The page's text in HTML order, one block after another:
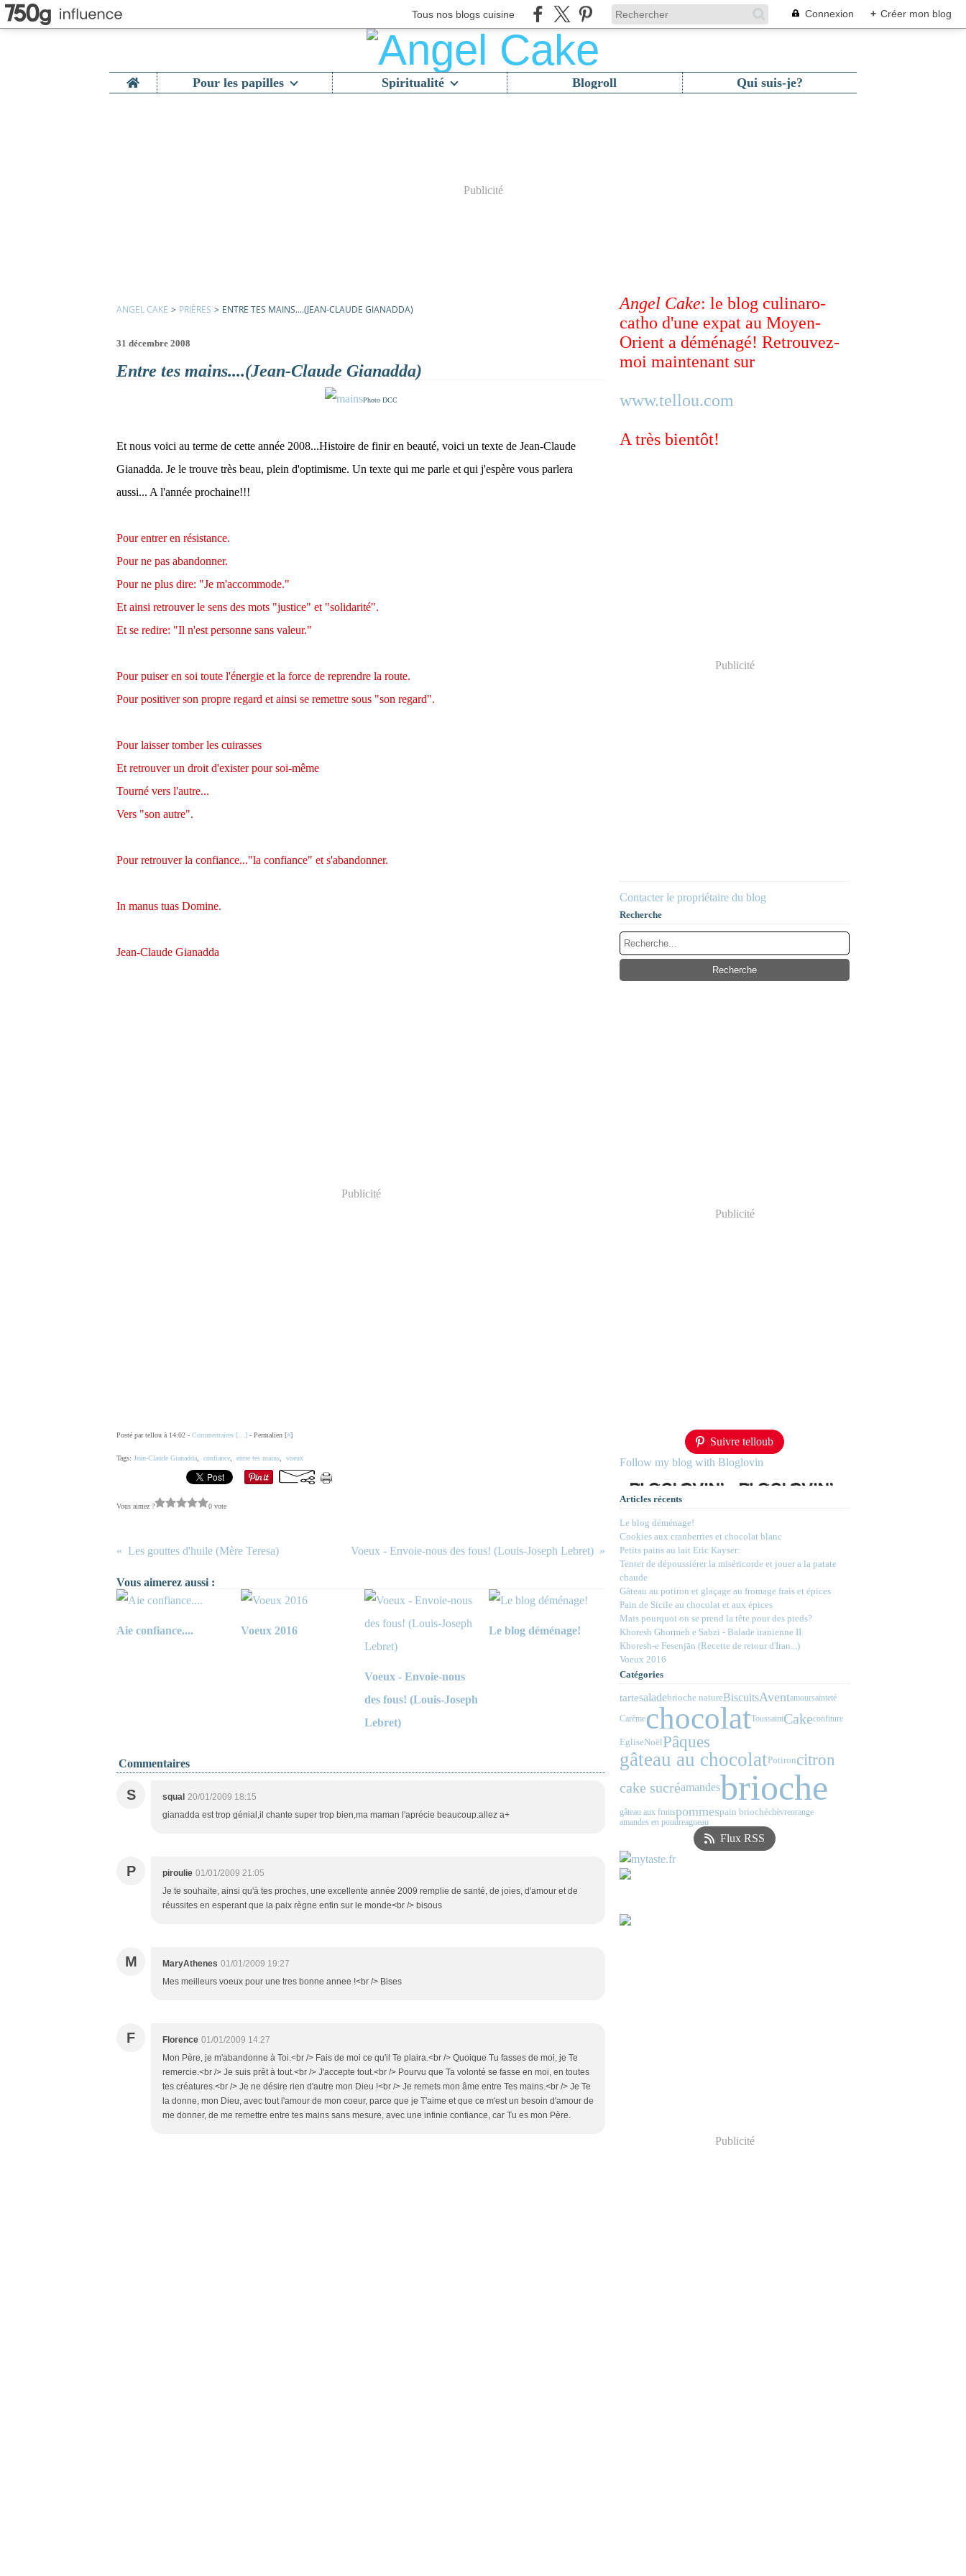
Tous nos blogs cuisine Connexion + Créer mon blog
Home Pour les papilles Spiritualité Blogroll Qui suis-je?
Publicité
ANGEL CAKE > PRIÈRES > ENTRE TES MAINS....(JEAN-CLAUDE GIANADDA)
31 décembre 2008
Entre tes mains....(Jean-Claude Gianadda)
Photo DCC
Et nous voici au terme de cette année 2008...Histoire de finir en beauté, voici un texte de Jean-Claude
Gianadda. Je le trouve très beau, plein d'optimisme. Un texte qui me parle et qui j'espère vous parlera
aussi... A l'année prochaine!!!
Pour entrer en résistance.
Pour ne pas abandonner.
Pour ne plus dire: "Je m'accommode."
Et ainsi retrouver le sens des mots "justice" et "solidarité".
Et se redire: "Il n'est personne sans valeur."
Pour puiser en soi toute l'énergie et la force de reprendre la route.
Pour positiver son propre regard et ainsi se remettre sous "son regard".
Pour laisser tomber les cuirasses
Et retrouver un droit d'exister pour soi-même
Tourné vers l'autre...
Vers "son autre".
Pour retrouver la confiance..."la confiance" et s'abandonner.
In manus tuas Domine.
Jean-Claude Gianadda
Publicité
Posté par tellou à 14:02 - Commentaires [ ] - Permalien [#]
Tags: Jean-Claude Gianadda confiance entre tes mains voeux
Vous aimez ? 0 vote
Les gouttes d'huile (Mère Teresa) Voeux - Envoie-nous des fous! (Louis-Joseph Lebret)
Vous aimerez aussi :
Aie confiance.... Voeux 2016
Voeux - Envoie-nous
des fous! (Louis-Joseph
Lebret)
Le blog déménage!
Commentaires
S squal 20/01/2009 18:15
gianadda est trop génial,il chante super trop bien,ma maman l'aprécie beaucoup.allez a+
P piroulie 01/01/2009 21:05
Je te souhaite, ainsi qu'à tes proches, une excellente année 2009 remplie de santé, de joies, d'amour et de
réussites en esperant que la paix règne enfin sur le monde<br /> bisous
M MaryAthenes 01/01/2009 19:27
Mes meilleurs voeux pour une tres bonne annee !<br /> Bises
F Florence 01/01/2009 14:27
Mon Père, je m'abandonne à Toi.<br /> Fais de moi ce qu'il Te plaira.<br /> Quoique Tu fasses de moi, je Te
remercie.<br /> Je suis prêt à tout.<br /> J'accepte tout.<br /> Pourvu que Ta volonté se fasse en moi, en toutes
tes créatures.<br /> Je ne désire rien d'autre mon Dieu !<br /> Je remets mon âme entre Tes mains.<br /> Je Te
la donne, mon Dieu, avec tout l'amour de mon coeur, parce que je T'aime et que ce m'est un besoin d'amour de
me donner, de me remettre entre tes mains sans mesure, avec une infinie confiance, car Tu es mon Père.
Angel Cake: le blog culinaro-
catho d'une expat au Moyen-
Orient a déménagé! Retrouvez-
moi maintenant sur
www.tellou.com
A très bientôt!
Publicité
Contacter le propriétaire du blog
Recherche
Publicité
Suivre telloub
Follow my blog with Bloglovin
Articles récents
Le blog déménage!
Cookies aux cranberries et chocolat blanc
Petits pains au lait Eric Kayser:
Tenter de dépoussiérer la miséricorde et jouer a la patate
chaude
Gâteau au potiron et glaçage au fromage frais et épices
Pain de Sicile au chocolat et aux épices
Mais pourquoi on se prend la tête pour des pieds?
Khoresh Ghormeh e Sabzi - Balade iranienne II
Khoresh-e Fesenjān (Recette de retour d'Iran...)
Voeux 2016
Catégories
tartesaladebrioche natureBiscuitsAventamoursainteté
CarêmechocolatToussaintCakeconfiture
EgliseNoëlPâques
gâteau au chocolatPotironcitron
cake sucréamandesbrioche
gâteau aux fruitspommespain briochéchèvreorange
amandes en poudreagneau
Flux RSS
Publicité